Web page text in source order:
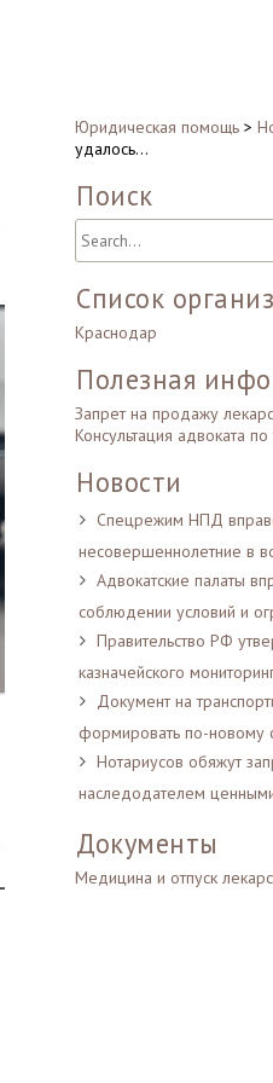
Юридическая помощь >
удалось…
Поиск
Список
Краснодар
Полезная
Запрет на продажу
Консультация адвоката
Новости
Спецрежим НПД
несовершеннолетние в
Адвокатские палаты
соблюдении условий и
Правительство РФ
казначейского
Документ на
формировать по-новому
Нотариусов обяжут
наследодателем
Документы
Медицина и отпуск